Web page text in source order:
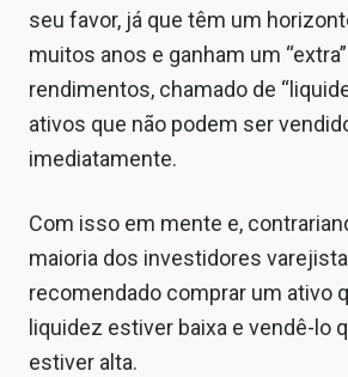
seu favor, já que têm um
muitos anos e ganham um
rendimentos, chamado de
ativos que não podem ser
imediatamente.
Com isso em mente e,
maioria dos investidores
recomendado comprar um ativo
liquidez estiver baixa e vendê-lo
estiver alta.